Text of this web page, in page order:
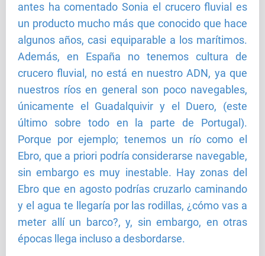
antes ha comentado Sonia el crucero fluvial es
un producto mucho más que conocido que hace
algunos años, casi equiparable a los marítimos.
Además, en España no tenemos cultura de
crucero fluvial, no está en nuestro ADN, ya que
nuestros ríos en general son poco navegables,
únicamente el Guadalquivir y el Duero, (este
último sobre todo en la parte de Portugal).
Porque por ejemplo; tenemos un río como el
Ebro, que a priori podría considerarse navegable,
sin embargo es muy inestable. Hay zonas del
Ebro que en agosto podrías cruzarlo caminando
y el agua te llegaría por las rodillas, ¿cómo vas a
meter allí un barco?, y, sin embargo, en otras
épocas llega incluso a desbordarse.